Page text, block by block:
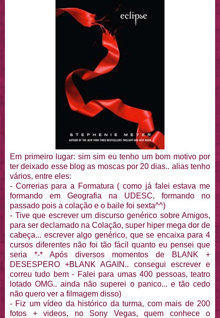
Em primeiro lugar: sim sim eu tenho um bom motivo por
ter deixado esse blog as moscas por 20 dias.. alias tenho
vários, entre eles:
- Correrias para a Formatura ( como já falei estava me
formando em Geografia na UDESC, formando no
passado pois a colação e o baile foi sexta^^)
- Tive que escrever um discurso genérico sobre Amigos,
para ser declamado na Colação, super hiper mega dor de
cabeça... escrever algo genérico, que se encaixa para 4
cursos diferentes não foi tão fácil quanto eu pensei que
seria *-* Após diversos momentos de BLANK +
DESESPERO +BLANK AGAIN.. consegui escrever e
correu tudo bem - Falei para umas 400 pessoas, teatro
lotado OMG.. ainda não superei o panico... e tão cedo
não quero ver a filmagem disso)
- Fiz um vídeo da histórico da turma, com mais de 200
fotos + videos, no Sony Vegas, quem conhece o